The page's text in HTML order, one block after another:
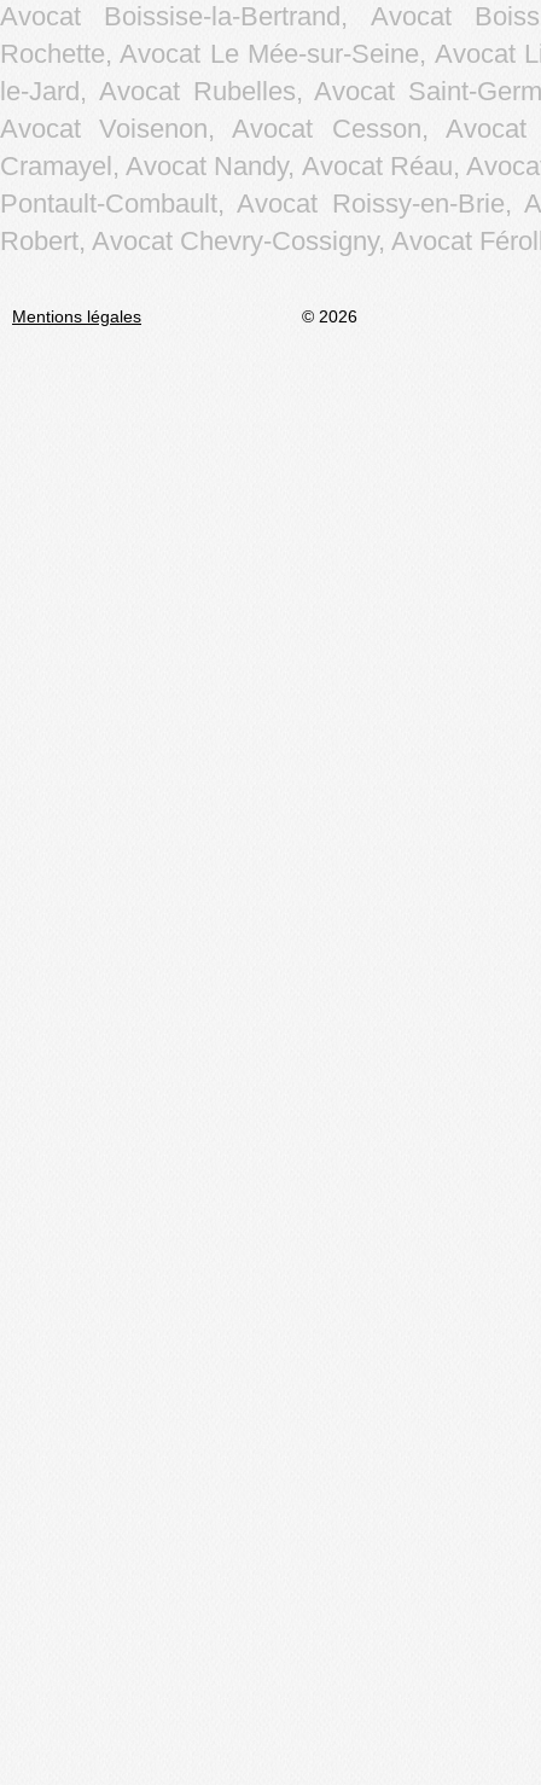
Avocat Boissise-la-Bertrand, Avocat
Rochette, Avocat Le Mée-sur-Seine, Avocat
le-Jard, Avocat Rubelles, Avocat Saint-
Avocat Voisenon, Avocat Cesson,
Cramayel, Avocat Nandy, Avocat Réau,
Pontault-Combault, Avocat Roissy-en-Brie,
Robert, Avocat Chevry-Cossigny, Avocat
Mentions légales © 2026